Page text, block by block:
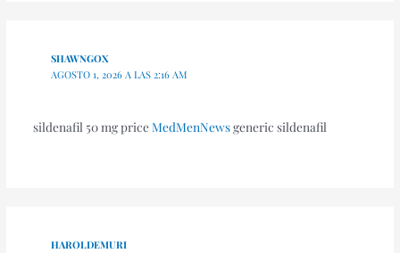
SHAWNGOX
AGOSTO 1, 2026 A LAS 2:16 AM
sildenafil 50 mg priceMedMenNewsgeneric sildenafil
HAROLDEMURI